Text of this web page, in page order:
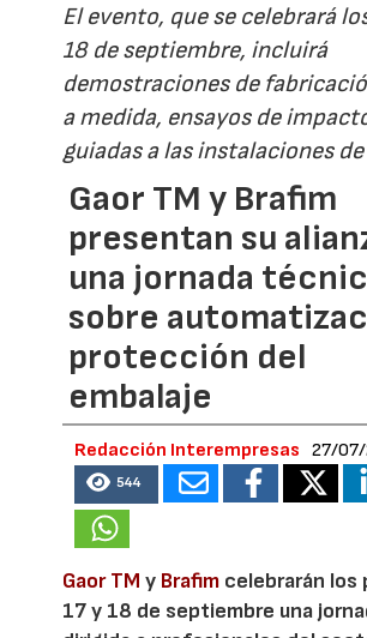
El evento, que se celebrará
18 de septiembre, incluirá
demostraciones de
a medida, ensayos de
guiadas a las instalaciones
Gaor TM y Brafim
presentan su
una jornada
sobre
protección del
embalaje
Redacción Interempresas 27/
544
Gaor TM y Brafim celebrarán los
17 y 18 de septiembre una